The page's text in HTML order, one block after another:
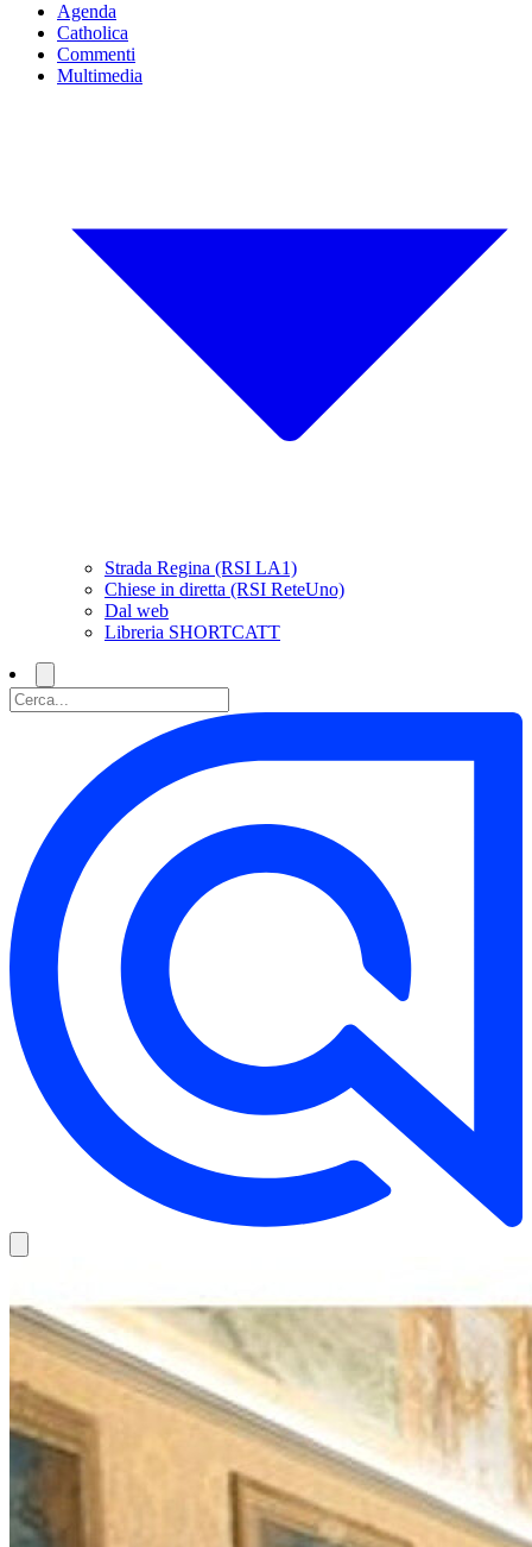
Agenda
Catholica
Commenti
Multimedia
Strada Regina (RSI LA1)
Chiese in diretta (RSI ReteUno)
Dal web
Libreria SHORTCATT